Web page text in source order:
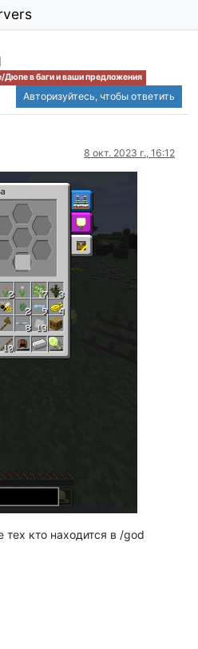
в баги и ваши предложения
Авторизуйтесь, чтобы ответить
8 окт. 2023 г., 16:12
кто находится в /god